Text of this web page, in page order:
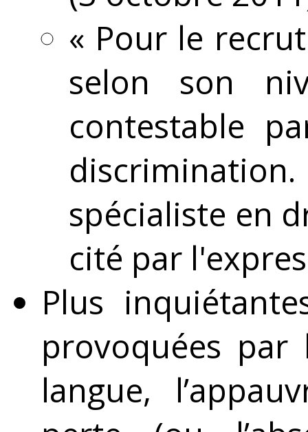
« Pour le
selon son
contestable
spécialiste en
cité par
Plus
provoquées
langue,